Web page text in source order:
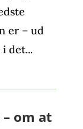
er – ud
det...
om at